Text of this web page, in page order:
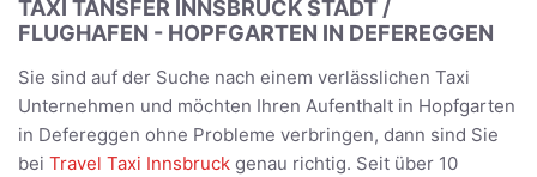
TAXI TANSFER INNSBRUCK STADT /
FLUGHAFEN - HOPFGARTEN IN DEFEREGGEN
Sie sind auf der Suche nach einem verlässlichen Taxi
Unternehmen und möchten Ihren Aufenthalt in Hopfgarten
in Defereggen ohne Probleme verbringen, dann sind Sie
bei Travel Taxi Innsbruck genau richtig. Seit über 10